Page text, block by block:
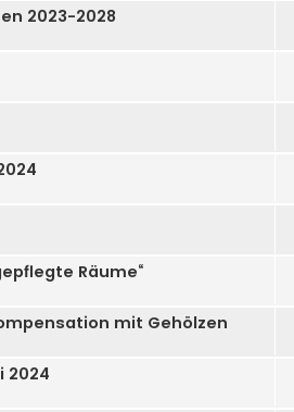
2023-2028
Räume“
mit Gehölzen
2024